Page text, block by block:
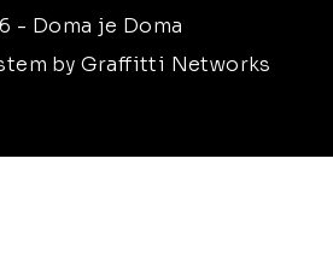
- Doma je Doma
by Graffitti Networks